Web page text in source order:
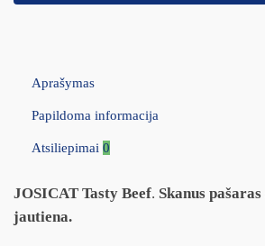
Aprašymas
Papildoma informacija
Atsiliepimai 0
JOSICAT Tasty Beef. Skanus
jautiena.